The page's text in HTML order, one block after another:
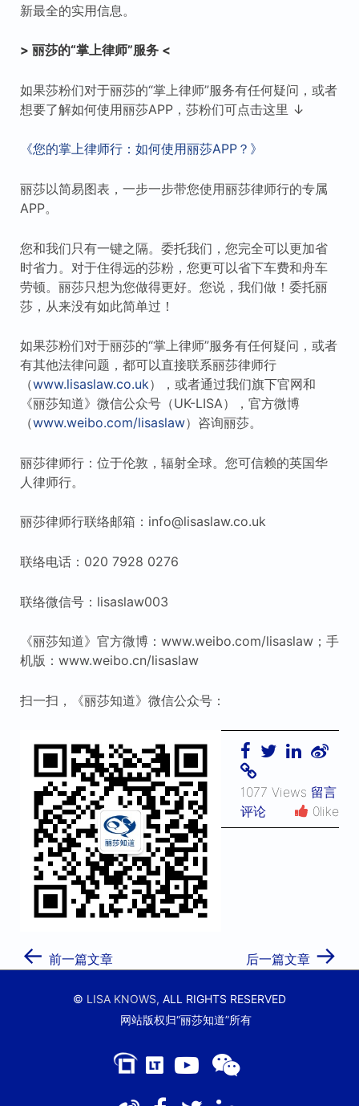
新最全的实用信息。
> 丽莎的“掌上律师”服务 <
如果莎粉们对于丽莎的“掌上律师”服务有任何疑问，或者
想要了解如何使用丽莎APP，莎粉们可点击这里 ↓
《您的掌上律师行：如何使用丽莎APP？》
丽莎以简易图表，一步一步带您使用丽莎律师行的专属
APP。
您和我们只有一键之隔。委托我们，您完全可以更加省
时省力。对于住得远的莎粉，您更可以省下车费和舟车
劳顿。丽莎只想为您做得更好。您说，我们做！委托丽
莎，从来没有如此简单过！
如果莎粉们对于丽莎的“掌上律师”服务有任何疑问，或者
有其他法律问题，都可以直接联系丽莎律师行
（www.lisaslaw.co.uk），或者通过我们旗下官网和
《丽莎知道》微信公众号（UK-LISA），官方微博
（www.weibo.com/lisaslaw）咨询丽莎。
丽莎律师行：位于伦敦，辐射全球。您可信赖的英国华
人律师行。
丽莎律师行联络邮箱：info@lisaslaw.co.uk
联络电话：020 7928 0276
联络微信号：lisaslaw003
《丽莎知道》官方微博：www.weibo.com/lisaslaw；手
机版：www.weibo.cn/lisaslaw
扫一扫，《丽莎知道》微信公众号：
1077 Views 留言
评论
0like
← 前一篇文章 后一篇文章 →
© LISA KNOWS, ALL RIGHTS RESERVED
网站版权归“丽莎知道”所有